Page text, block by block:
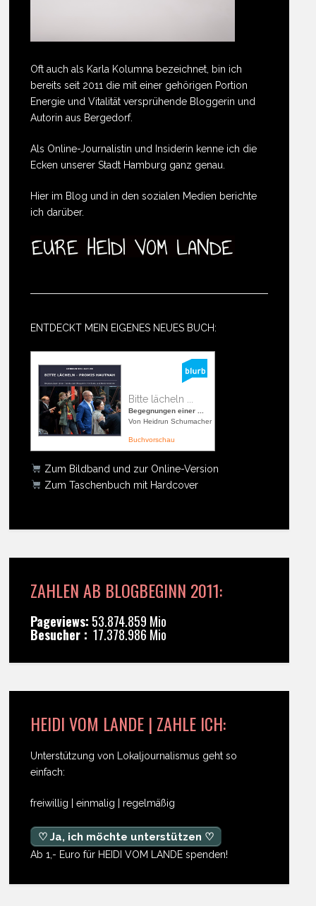
Oft auch als Karla Kolumna bezeichnet, bin ich
bereits seit 2011 die mit einer gehörigen Portion
Energie und Vitalität versprühende Bloggerin und
Autorin aus Bergedorf.
Als Online-Journalistin und Insiderin kenne ich die
Ecken unserer Stadt Hamburg ganz genau.
Hier im Blog und in den sozialen Medien berichte
ich darüber.
ENTDECKT MEIN EIGENES NEUES BUCH:
Bitte lächeln ...
Begegnungen einer ...
Von Heidrun Schumacher
Buchvorschau
Zum Bildband und zur Online-Version
Zum Taschenbuch mit Hardcover
ZAHLEN AB BLOGBEGINN 2011:
Pageviews: 53.874.859 Mio
Besucher : 17.378.986 Mio
HEIDI VOM LANDE | ZAHLE ICH:
Unterstützung von Lokaljournalismus geht so
einfach:
freiwillig | einmalig | regelmäßig
♡ Ja, ich möchte unterstützen ♡
Ab 1,- Euro für HEIDI VOM LANDE spenden!